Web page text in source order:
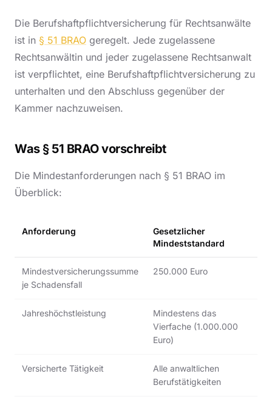
Die Berufshaftpflichtversicherung für Rechtsanwälte
ist in § 51 BRAO geregelt. Jede zugelassene
Rechtsanwältin und jeder zugelassene Rechtsanwalt
ist verpflichtet, eine Berufshaftpflichtversicherung zu
unterhalten und den Abschluss gegenüber der
Kammer nachzuweisen.
Was § 51 BRAO vorschreibt
Die Mindestanforderungen nach § 51 BRAO im
Überblick:
Anforderung
Gesetzlicher
Mindeststandard
Mindestversicherungssumme
je Schadensfall
250.000 Euro
Jahreshöchstleistung
Mindestens das
Vierfache (1.000.000
Euro)
Versicherte Tätigkeit
Alle anwaltlichen
Berufstätigkeiten